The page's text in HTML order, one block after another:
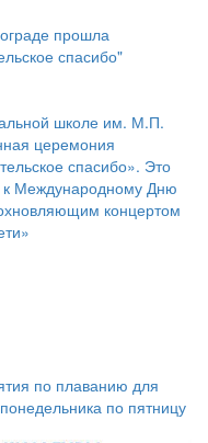
прошла
спасибо"
школе им. М.П.
церемония
спасибо». Это
к Международному Дню
концертом
по плаванию для
по пятницу